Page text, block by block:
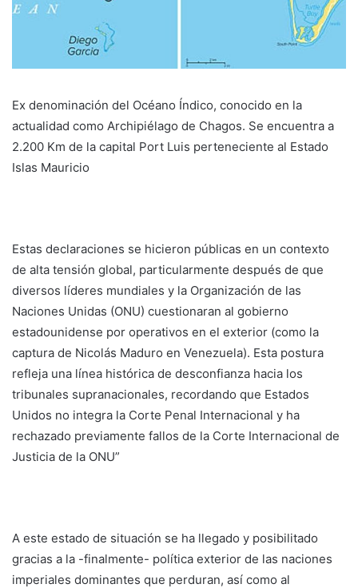
Ex denominación del Océano Índico, conocido en la
actualidad como Archipiélago de Chagos. Se encuentra a
2.200 Km de la capital Port Luis perteneciente al Estado
Islas Mauricio
Estas declaraciones se hicieron públicas en un contexto
de alta tensión global, particularmente después de que
diversos líderes mundiales y la Organización de las
Naciones Unidas (ONU) cuestionaran al gobierno
estadounidense por operativos en el exterior (como la
captura de Nicolás Maduro en Venezuela). Esta postura
refleja una línea histórica de desconfianza hacia los
tribunales supranacionales, recordando que Estados
Unidos no integra la Corte Penal Internacional y ha
rechazado previamente fallos de la Corte Internacional de
Justicia de la ONU”
A este estado de situación se ha llegado y posibilitado
gracias a la -finalmente- política exterior de las naciones
imperiales dominantes que perduran, así como al